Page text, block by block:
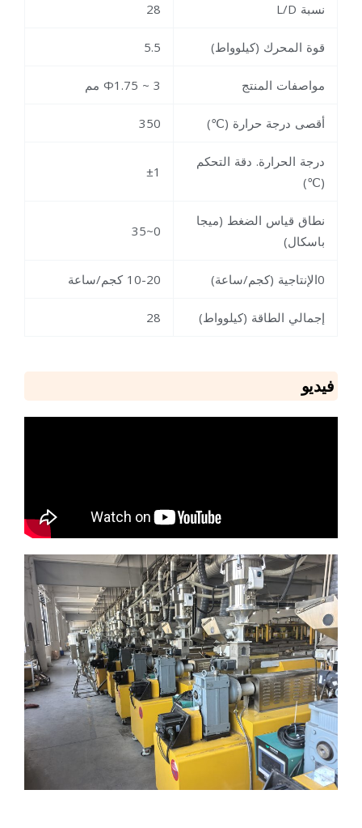
نسبة L/D 28
قوة المحرك (كيلوواط) 5.5
مواصفات المنتج Ф1.75 ~ 3 مم
أقصى درجة حرارة (℃) 350
درجة الحرارة. دقة التحكم
(℃)
±1
نطاق قياس الضغط (ميجا
باسكال)
0~35
0الإنتاجية (كجم/ساعة) 10-20 كجم/ساعة
إجمالي الطاقة (كيلوواط) 28
فيديو